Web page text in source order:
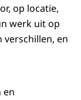
op locatie,
werk uit op
verschillen, en
en